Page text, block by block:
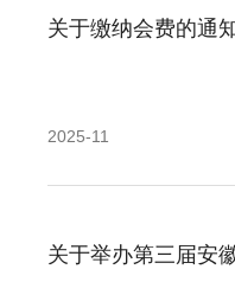
关于缴纳会费的通
2025-11
关于举办第三届安